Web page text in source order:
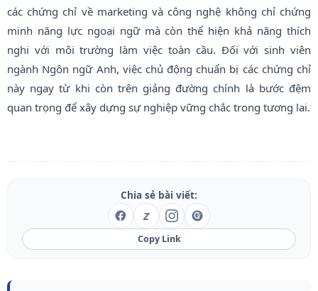
các chứng chỉ về marketing và công nghệ không chỉ chứng
minh năng lực ngoại ngữ mà còn thể hiện khả năng thích
nghi với môi trường làm việc toàn cầu. Đối với sinh viên
ngành Ngôn ngữ Anh, việc chủ động chuẩn bị các chứng chỉ
này ngay từ khi còn trên giảng đường chính là bước đệm
quan trọng để xây dựng sự nghiệp vững chắc trong tương lai.
Chia sẻ bài viết:
Z
Copy Link